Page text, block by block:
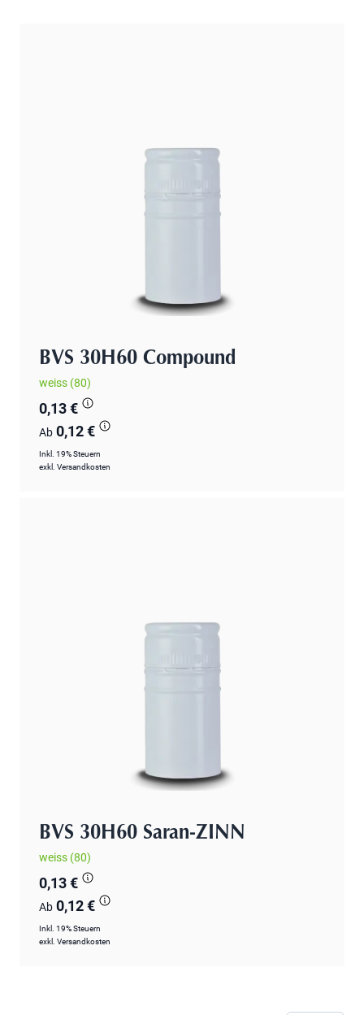
BVS 30H60 Compound
weiss (80)
0,13 €
Ab 0,12 €
Inkl. 19% Steuern
exkl. Versandkosten
BVS 30H60 Saran-ZINN
weiss (80)
0,13 €
Ab 0,12 €
Inkl. 19% Steuern
exkl. Versandkosten